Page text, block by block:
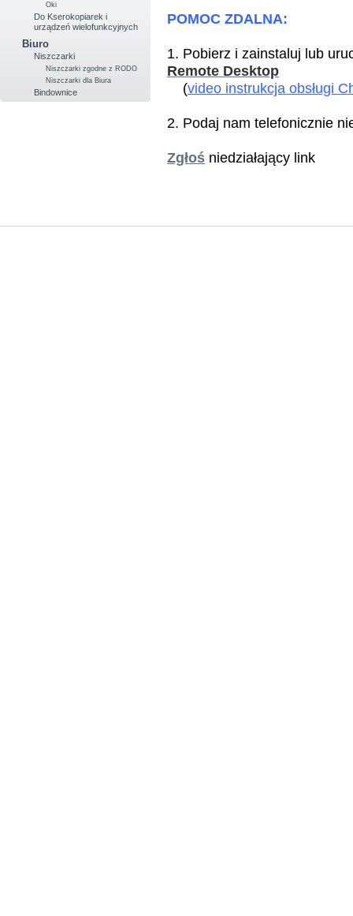
Oki
Do Kserokopiarek i
urządzeń wielofunkcyjnych
Biuro
Niszczarki
Niszczarki zgodne z RODO
Niszczarki dla Biura
Bindownice
POMOC ZDALNA:
1. Pobierz i zainstaluj lub
Remote Desktop
(video instrukcja obsługi
2. Podaj nam telefonicznie
Zgłoś niedziałający link